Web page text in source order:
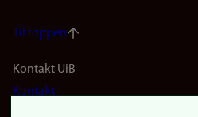
Til toppen
Footer
Kontakt UiB
Kontakt